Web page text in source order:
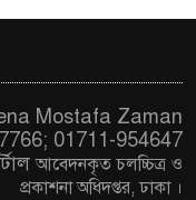
Mostafa Zaman
01711-954647
আবেদনকৃত চলচ্চিত্র ও
প্রকাশনা অধিদপ্তর, ঢাকা ।